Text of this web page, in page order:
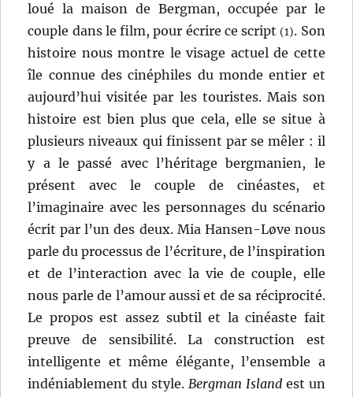
loué la maison de Bergman, occupée par le
couple dans le film, pour écrire ce script(1). Son
histoire nous montre le visage actuel de cette
île connue des cinéphiles du monde entier et
aujourd’hui visitée par les touristes. Mais son
histoire est bien plus que cela, elle se situe à
plusieurs niveaux qui finissent par se mêler : il
y a le passé avec l’héritage bergmanien, le
présent avec le couple de cinéastes, et
l’imaginaire avec les personnages du scénario
écrit par l’un des deux. Mia Hansen-Løve nous
parle du processus de l’écriture, de l’inspiration
et de l’interaction avec la vie de couple, elle
nous parle de l’amour aussi et de sa réciprocité.
Le propos est assez subtil et la cinéaste fait
preuve de sensibilité. La construction est
intelligente et même élégante, l’ensemble a
indéniablement du style. Bergman Islandest un